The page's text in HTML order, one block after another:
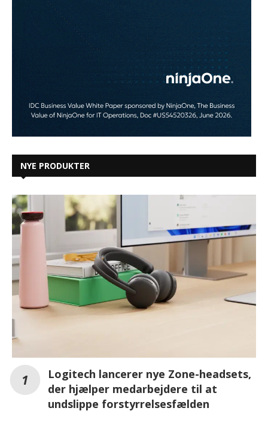
NYE PRODUKTER
Logitech lancerer nye Zone-headsets,
der hjælper medarbejdere til at
undslippe forstyrrelsesfælden